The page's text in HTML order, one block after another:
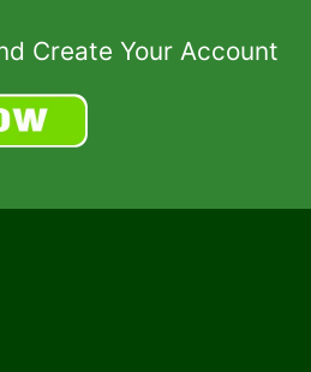
Create Your Account